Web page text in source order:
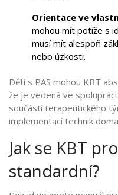
Orientace ve
mohou mít potíže s
musí mít alespoň
nebo úzkosti.
Děti s PAS mohou KBT
že je vedená ve
součástí terapeutického
implementací technik
Jak se KBT
standardní?